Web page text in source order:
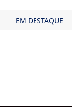
EM DESTAQUE